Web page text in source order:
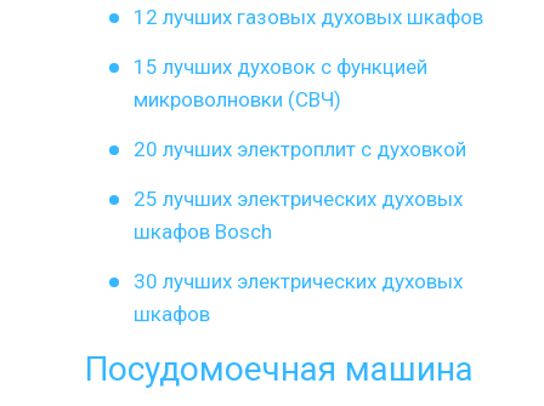
12 лучших газовых духовых шкафов
15 лучших духовок с функцией
микроволновки (СВЧ)
20 лучших электроплит с духовкой
25 лучших электрических духовых
шкафов Bosch
30 лучших электрических духовых
шкафов
Посудомоечная машина